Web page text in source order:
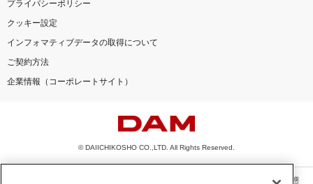
プライバシーポリシー
クッキー設定
インフォマティブデータの取得について
ご契約方法
企業情報（コーポレートサイト）
© DAIICHIKOSHO CO.,LTD. All Rights Reserved.
このサイトに掲載されている一切の文章・画像・写真・動画・音声等を、手段や形態